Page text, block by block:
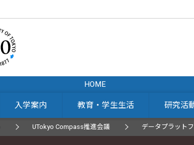
HOME
入学案内 教育・学生生活 研究活
UTokyo Compass推進会議 データプラット